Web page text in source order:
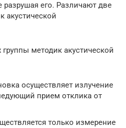
разрушая его. Различают две
акустической
методик акустической
осуществляет излучение
прием отклика от
только измерение